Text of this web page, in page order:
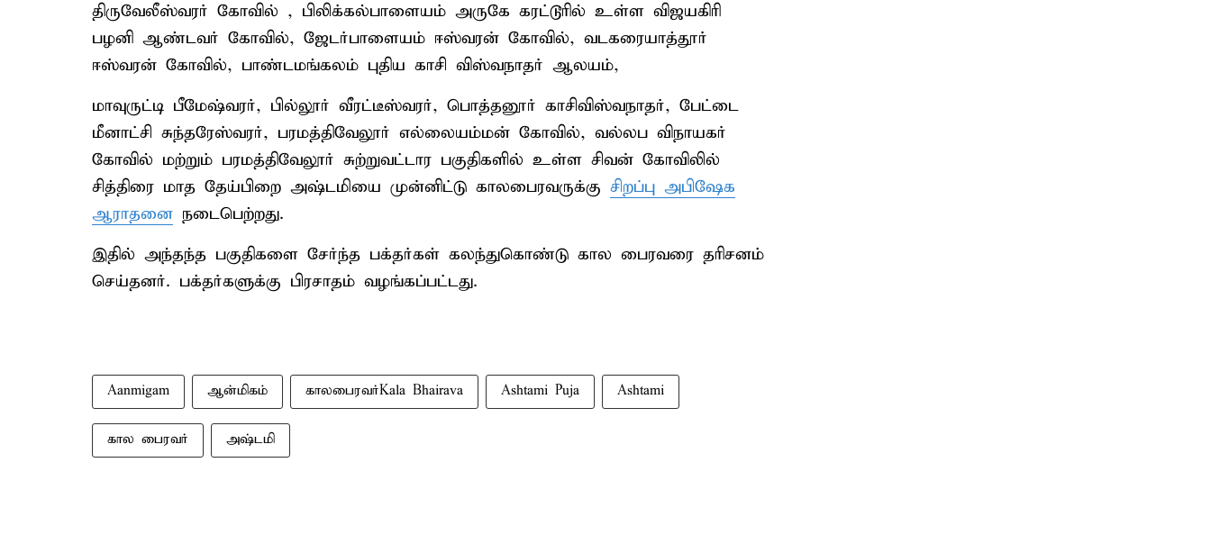
திருவேலீஸ்வரர் கோவில் , பிலிக்கல்பாளையம் அருகே கரட்டூரில் உள்ள விஜயகிரி
பழனி ஆண்டவர் கோவில், ஜேடர்பாளையம் ஈஸ்வரன் கோவில், வடகரையாத்தூர்
ஈஸ்வரன் கோவில், பாண்டமங்கலம் புதிய காசி விஸ்வநாதர் ஆலயம்,
மாவுருட்டி பீமேஷ்வரர், பில்லூர் வீரட்டீஸ்வரர், பொத்தனூர் காசிவிஸ்வநாதர், பேட்டை
மீனாட்சி சுந்தரேஸ்வரர், பரமத்திவேலூர் எல்லையம்மன் கோவில், வல்லப விநாயகர்
கோவில் மற்றும் பரமத்திவேலூர் சுற்றுவட்டார பகுதிகளில் உள்ள சிவன் கோவிலில்
சித்திரை மாத தேய்பிறை அஷ்டமியை முன்னிட்டு காலபைரவருக்கு சிறப்பு அபிஷேக
ஆராதனை நடைபெற்றது.
இதில் அந்தந்த பகுதிகளை சேர்ந்த பக்தர்கள் கலந்துகொண்டு கால பைரவரை தரிசனம்
செய்தனர். பக்தர்களுக்கு பிரசாதம் வழங்கப்பட்டது.
Aanmigam ஆன்மிகம் காலபைரவர்Kala Bhairava Ashtami Puja Ashtami
கால பைரவர் அஷ்டமி